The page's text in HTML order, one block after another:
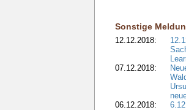
Sonstige
12.12.2018:
07.12.2018:
06.12.2018: